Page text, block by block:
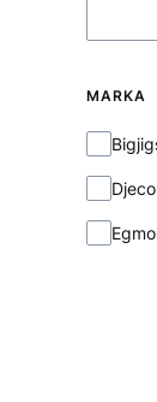
MARKA
Marka
Djeco